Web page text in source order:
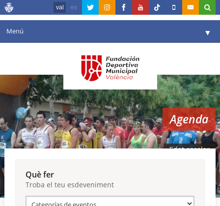
val es
Menú ▼
Agenda
Instal·lacions ▼
Comunicació ▼
València en esport ▼
Reserves
Agenda
Edat escolar
Què fer
Troba el teu esdeveniment